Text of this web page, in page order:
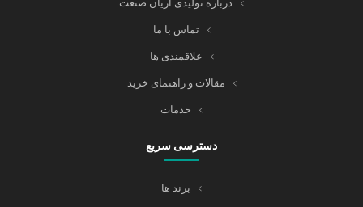
درباره تولیدی آریان صنعت
تماس با ما
علاقمندی ها
مقالات و راهنمای خرید
خدمات
دسترسی سریع
برند ها